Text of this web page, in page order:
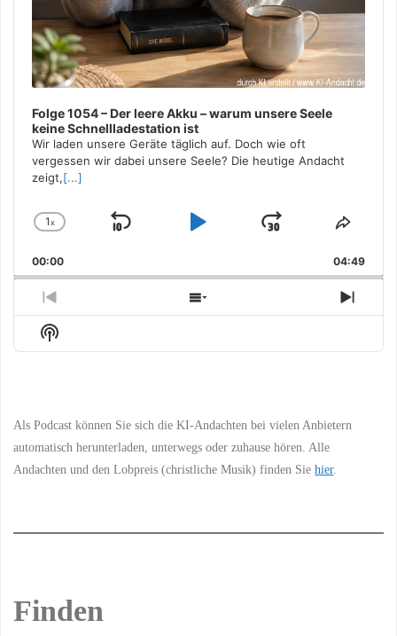
Folge 1054 – Der leere Akku – warum unsere Seele
keine Schnellladestation ist
Wir laden unsere Geräte täglich auf. Doch wie oft
vergessen wir dabei unsere Seele? Die heutige Andacht
zeigt,[...]
Change
Rate
1x
Skip
Play
Jump
Forward
Share
00:00 04:49
Previous
Episode
Show
Episodes
Next
Show
Podcast
Als Podcast können Sie sich die KI-Andachten bei vielen Anbietern
automatisch herunterladen, unterwegs oder zuhause hören. Alle
Andachten und den Lobpreis (christliche Musik) finden Siehier.
Finden